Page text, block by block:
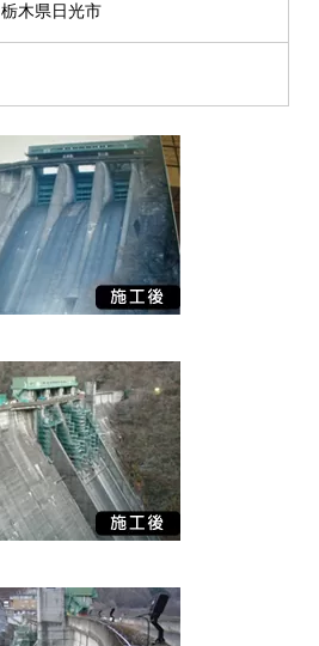
栃木県日光市